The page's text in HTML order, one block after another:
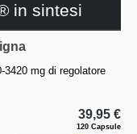
in sintesi
3420 mg di regolatore
120 Capsule
39,95 €